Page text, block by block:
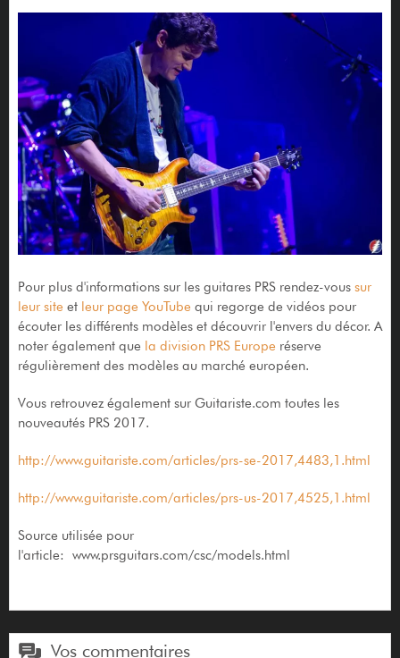
Pour plus d'informations sur les guitares PRS rendez-vous sur
leur site et leur page YouTube qui regorge de vidéos pour
écouter les différents modèles et découvrir l'envers du décor. A
noter également que la division PRS Europe réserve
régulièrement des modèles au marché européen.
Vous retrouvez également sur Guitariste.com toutes les
nouveautés PRS 2017.
http://www.guitariste.com/articles/prs-se-2017,4483,1.html
http://www.guitariste.com/articles/prs-us-2017,4525,1.html
Source utilisée pour
l'article: www.prsguitars.com/csc/models.html
Vos commentaires